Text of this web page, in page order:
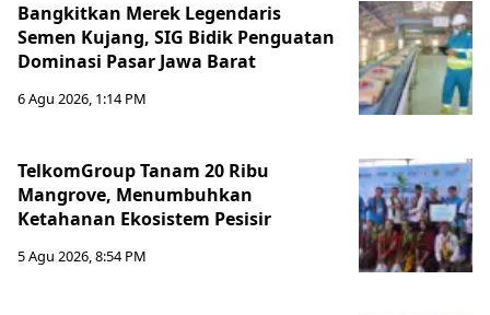
Bangkitkan Merek Legendaris
Semen Kujang, SIG Bidik Penguatan
Dominasi Pasar Jawa Barat
6 Agu 2026, 1:14 PM
TelkomGroup Tanam 20 Ribu
Mangrove, Menumbuhkan
Ketahanan Ekosistem Pesisir
5 Agu 2026, 8:54 PM